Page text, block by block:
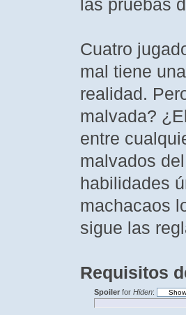
las pruebas
Cuatro
mal tiene
realidad.
malvada?
entre
malvados
habilidades
machacaos
sigue las
Requisitos
Spoilerfor Hiden: